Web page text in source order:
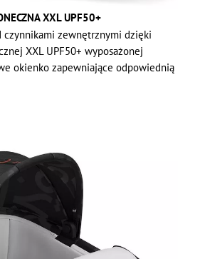
XXL UPF50+
czynnikami zewnętrznymi dzięki
XXL UPF50+ wyposażonej
okienko zapewniające odpowiednią